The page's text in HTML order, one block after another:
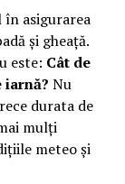
în asigurarea
și gheață.
este: Cât de
iarnă? Nu
durata de
mulți
meteo și